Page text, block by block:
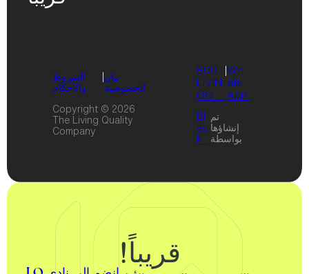
بيان
الخصوصية
الشروط
والأحكام
Copyright © 2026
The Living Quality
Company
Wh
ats
App
|
800
LIVIN
GQ
تم
إنشاؤها
بواسطة
Bl
ac
k
قريباً!